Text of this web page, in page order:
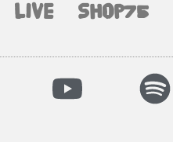
Live Shop75